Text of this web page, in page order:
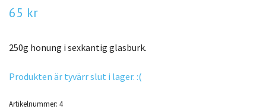
65 kr
250g honung i sexkantig glasburk.
Produkten är tyvärr slut i lager. :(
Artikelnummer: 4